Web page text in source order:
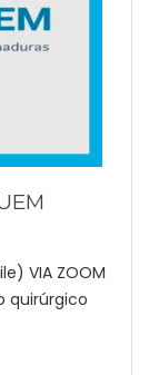
VIA ZOOM
quirúrgico